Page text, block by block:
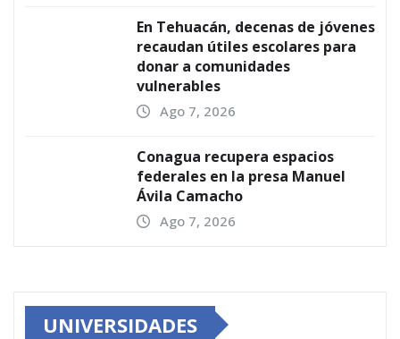
En Tehuacán, decenas de jóvenes
recaudan útiles escolares para
donar a comunidades
vulnerables
Ago 7, 2026
Conagua recupera espacios
federales en la presa Manuel
Ávila Camacho
Ago 7, 2026
UNIVERSIDADES